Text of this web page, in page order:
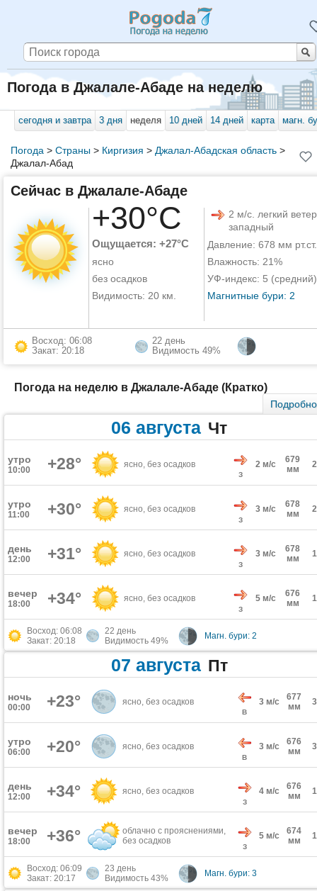
Погода в Джалале-Абаде на неделю
сегодня и завтра 3 дня неделя 10 дней 14 дней карта магн.
Погода > Страны> Киргизия > Джалал-Абадская область>
Джалал-Абад
Сейчас в Джалале-Абаде
+30°C
Ощущается: +27°C
ясно
без осадков
Видимость: 20 км.
2 м/с. легкий
западный
Давление: 678 мм рт.ст.
Влажность: 21%
УФ-индекс: 5 (средний)
Магнитные бури: 2
Восход: 06:08
Закат: 20:18
22 день
Видимость 49%
Погода на неделю в Джалале-Абаде (Кратко)
Подробно
06 августа Чт
утро
10:00 +28° ясно, без осадков
З
2 м/с
679
мм
утро
11:00 +30° ясно, без осадков
З
3 м/с
678
мм
день
12:00 +31° ясно, без осадков
З
3 м/с
678
мм
вечер
18:00 +34° ясно, без осадков
З
5 м/с
676
мм
Восход: 06:08
Закат: 20:18
22 день
Видимость 49%
Магн. бури: 2
07 августа Пт
ночь
00:00 +23° ясно, без осадков
В
3 м/с
677
мм
утро
06:00 +20° ясно, без осадков
В
3 м/с
676
мм
день
12:00 +34° ясно, без осадков
З
4 м/с
676
мм
вечер
18:00 +36°
облачно с прояснениями,
без осадков
З
5 м/с
674
мм
Восход: 06:09
Закат: 20:17
23 день
Видимость 43%
Магн. бури: 3